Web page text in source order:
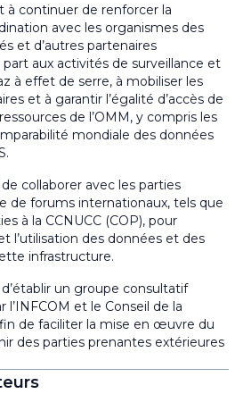
à continuer de renforcer la
avec les organismes des
et d’autres partenaires
aux activités de surveillance et
à effet de serre, à mobiliser les
et à garantir l’égalité d’accès de
de l’OMM, y compris les
mondiale des données
collaborer avec les parties
de forums internationaux, tels que
à la CCNUCC (COP), pour
l’utilisation des données et des
infrastructure.
un groupe consultatif
et le Conseil de la
de faciliter la mise en œuvre du
des parties prenantes extérieures